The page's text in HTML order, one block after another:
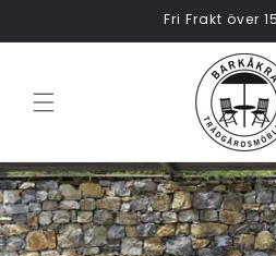
Fri Frakt över